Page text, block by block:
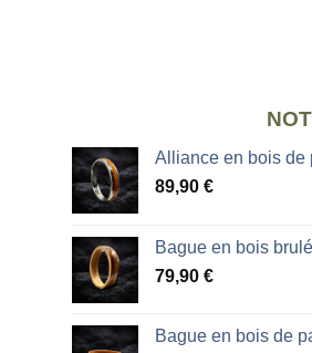
Alliance en bois de
89,90 €
Bague en bois brulé
79,90 €
Bague en bois de